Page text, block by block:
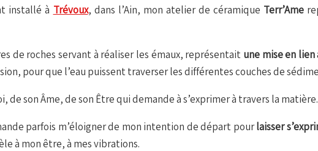
installé à Trévoux, dans l’Ain, mon atelier de céramique Terr’Ame
de roches servant à réaliser les émaux, représentait une mise en
pour que l’eau puissent traverser les différentes couches de
son Âme, de son Être qui demande à s’exprimer à travers la matière.
parfois m’éloigner de mon intention de départ pourlaisser
à mon être, à mes vibrations.